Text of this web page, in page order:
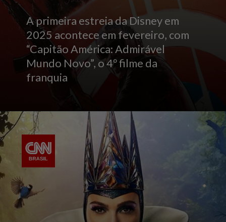
A primeira estreia da Disney em
2025 acontece em fevereiro, com
“Capitão América: Admirável
Mundo Novo”, o 4º filme da
franquia